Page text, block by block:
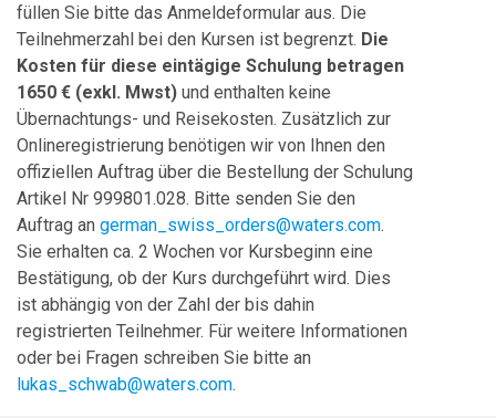
füllen Sie bitte das Anmeldeformular aus. Die
Teilnehmerzahl bei den Kursen ist begrenzt. Die
Kosten für diese eintägige Schulung betragen
1650 € (exkl. Mwst) und enthalten keine
Übernachtungs- und Reisekosten. Zusätzlich zur
Onlineregistrierung benötigen wir von Ihnen den
offiziellen Auftrag über die Bestellung der Schulung
Artikel Nr 999801.028. Bitte senden Sie den
Auftrag an german_swiss_orders@waters.com.
Sie erhalten ca. 2 Wochen vor Kursbeginn eine
Bestätigung, ob der Kurs durchgeführt wird. Dies
ist abhängig von der Zahl der bis dahin
registrierten Teilnehmer. Für weitere Informationen
oder bei Fragen schreiben Sie bitte an
lukas_schwab@waters.com.